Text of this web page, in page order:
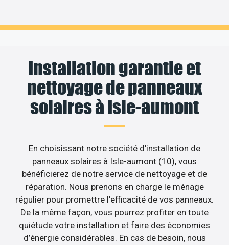
Installation garantie et
nettoyage de panneaux
solaires à Isle-aumont
En choisissant notre société d’installation de
panneaux solaires à Isle-aumont (10), vous
bénéficierez de notre service de nettoyage et de
réparation. Nous prenons en charge le ménage
régulier pour promettre l’efficacité de vos panneaux.
De la même façon, vous pourrez profiter en toute
quiétude votre installation et faire des économies
d’énergie considérables. En cas de besoin, nous